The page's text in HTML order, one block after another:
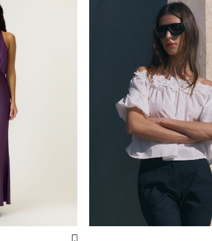
top-26040586_StarWhite.html